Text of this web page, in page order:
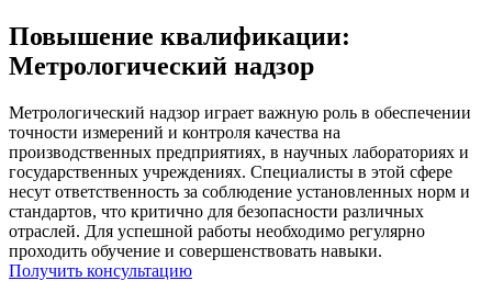
Повышение квалификации:
Метрологический надзор
Метрологический надзор играет важную роль в обеспечении
точности измерений и контроля качества на
производственных предприятиях, в научных лабораториях и
государственных учреждениях. Специалисты в этой сфере
несут ответственность за соблюдение установленных норм и
стандартов, что критично для безопасности различных
отраслей. Для успешной работы необходимо регулярно
проходить обучение и совершенствовать навыки.
Получить консультацию